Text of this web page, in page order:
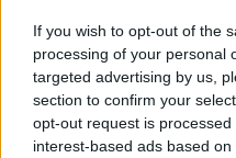
If you wish to opt-out of the
processing of your personal
targeted advertising by us,
section to confirm your
opt-out request is
interest-based ads based